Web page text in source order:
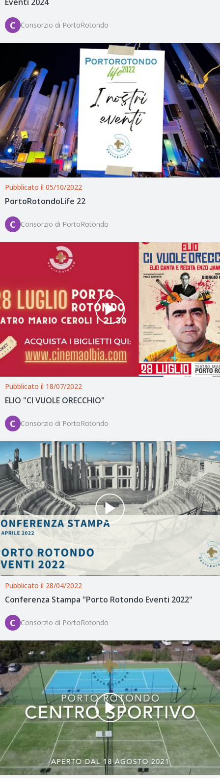
C Consorzio di PortoRotondo
Pubblicato il 05/10/2022
PortoRotondoLife 22
C Consorzio di PortoRotondo
Pubblicato il 18/07/2022
ELIO "CI VUOLE ORECCHIO"
C Consorzio di PortoRotondo
Pubblicato il 28/04/2022
Conferenza Stampa "Porto Rotondo Eventi 2022"
C Consorzio di PortoRotondo